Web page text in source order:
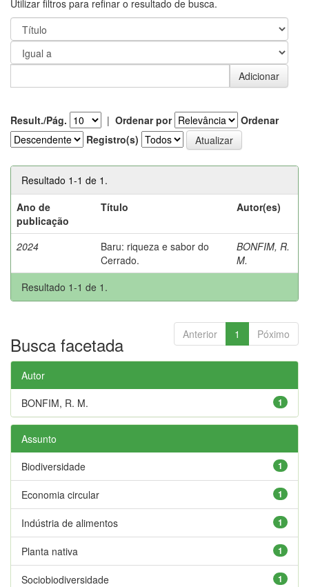
Utilizar filtros para refinar o resultado de busca.
Result./Pág. | Ordenar por
Ordenar
Registro(s)
Resultado 1-1 de 1.
Ano de
publicação
Título Autor(es)
2024
Baru: riqueza e sabor do
Cerrado.
BONFIM, R.
M.
Resultado 1-1 de 1.
Anterior 1 Póximo
Busca facetada
Autor
1
BONFIM, R. M.
Assunto
1
Biodiversidade
1
Economia circular
1
Indústria de alimentos
1
Planta nativa
1
Sociobiodiversidade